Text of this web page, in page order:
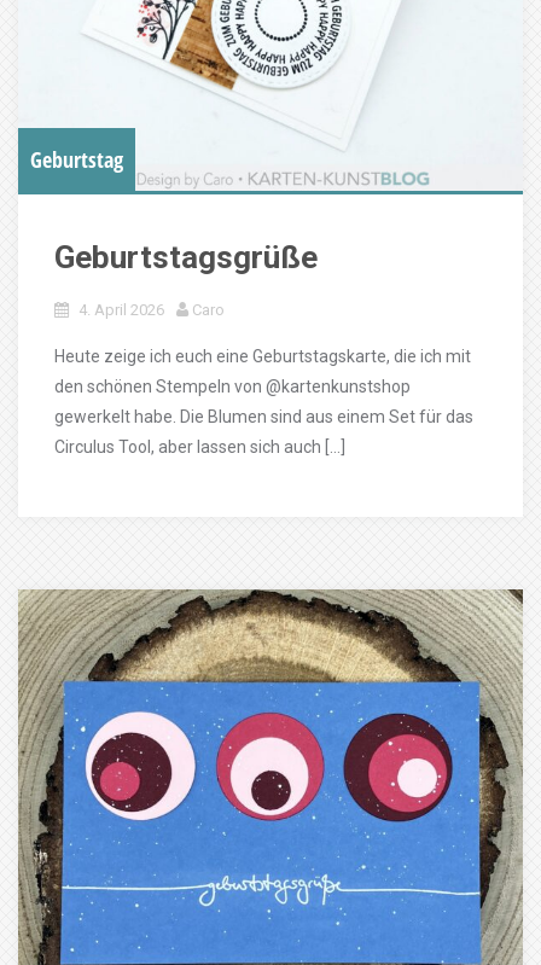
Geburtstag
Geburtstagsgrüße
4. April 2026 Caro
Heute zeige ich euch eine Geburtstagskarte, die ich mit
den schönen Stempeln von @kartenkunstshop
gewerkelt habe. Die Blumen sind aus einem Set für das
Circulus Tool, aber lassen sich auch […]